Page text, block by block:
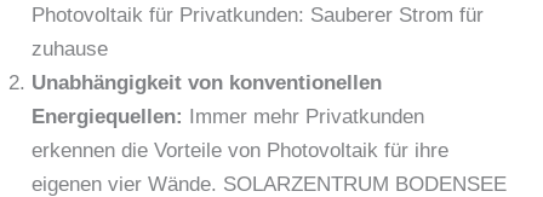
Photovoltaik für Privatkunden: Sauberer Strom für
zuhause
Unabhängigkeit von konventionellen
Energiequellen: Immer mehr Privatkunden
erkennen die Vorteile von Photovoltaik für ihre
eigenen vier Wände. SOLARZENTRUM BODENSEE